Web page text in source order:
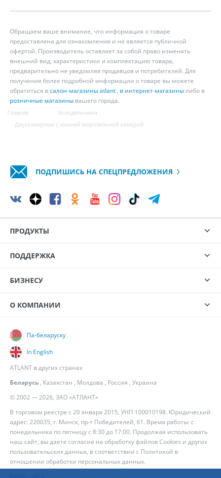
Обращаем ваше внимание, что информация о товаре
предоставлена для ознакомления и не является публичной
офертой. Производитель оставляет за собой право изменять
внешний вид, характеристики и комплектацию товара,
предварительно не уведомляя продавцов и потребителей. Для
получения более подробной информации о товаре вы можете
обратиться всалон-магазины atlant , в интернет-магазинылибо в
розничные магазины вашего города.
Главная
Холодильники
Двухкамерные с нижней морозильной камерой
ПОДПИШИСЬ НА СПЕЦПРЕДЛОЖЕНИЯ
ПРОДУКТЫ
ПОДДЕРЖКА
БИЗНЕСУ
О КОМПАНИИ
© 2002 — 2026, ЗАО «АТЛАНТ»
В торговом реестре с 20 января 2015, УНП 100010198. Юридический
адрес: 220035, г. Минск, пр-т Победителей, 61. Время работы: с
понедельника по пятницу с 8:30 до 17:00. Продолжая использовать
наш сайт, вы даете согласие на обработку файлов Cookies и других
пользовательских данных, в соответствии с Политикой в
отношении обработки персональных данных.
Па-беларуску
In English
ATLANT в других странах
Беларусь , Казахстан , Молдова , Россия , Украина